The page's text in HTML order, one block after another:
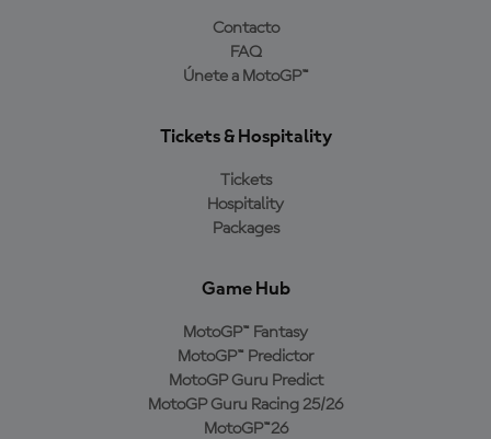
Contacto
FAQ
Únete a MotoGP™
Tickets & Hospitality
Tickets
Hospitality
Packages
Game Hub
MotoGP™ Fantasy
MotoGP™ Predictor
MotoGP Guru Predict
MotoGP Guru Racing 25/26
MotoGP™26